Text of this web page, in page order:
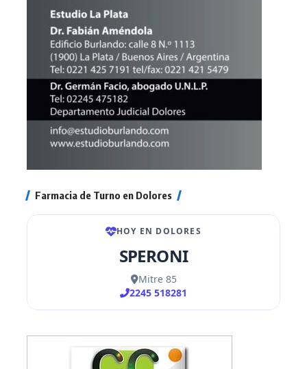
Farmacia de Turno en Dolores